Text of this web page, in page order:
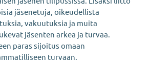
jäsenetuja, oikeudellista
vakuutuksia ja muita
jäsenten arkea ja turvaa.
paras sijoitus omaan
turvaan.